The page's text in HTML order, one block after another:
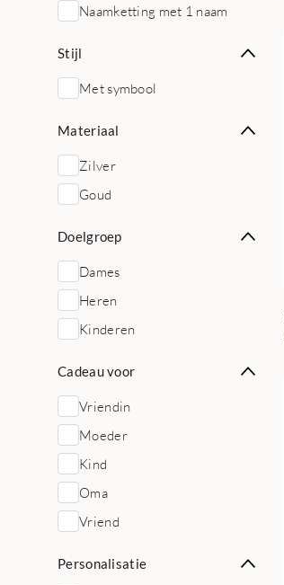
Naamketting met 1 naam
Stijl
Met symbool
Materiaal
Zilver
Goud
Doelgroep
Dames
Heren
Kinderen
Cadeau voor
Vriendin
Moeder
Kind
Oma
Vriend
Personalisatie